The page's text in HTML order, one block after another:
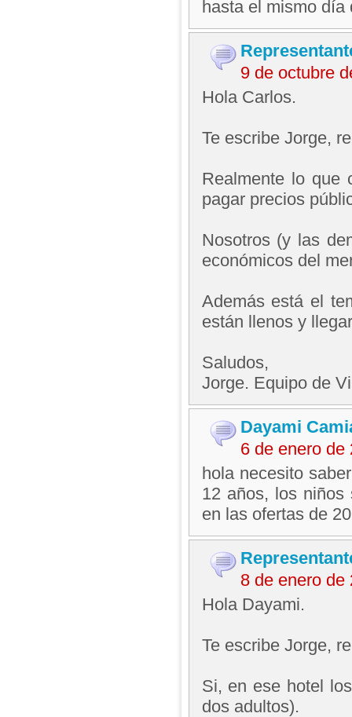
hasta el mismo
9 de octubre
Hola Carlos.
Te escribe Jorge,
Realmente lo que
pagar precios
Nosotros (y las
económicos del
Además está el
están llenos y
Saludos,
Jorge. Equipo de
Dayami
6 de enero de
hola necesito
12 años, los niños
en las ofertas de
8 de enero de
Hola Dayami.
Te escribe Jorge,
Si, en ese hotel
dos adultos).